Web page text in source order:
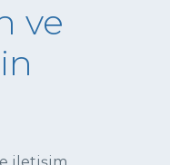
ve